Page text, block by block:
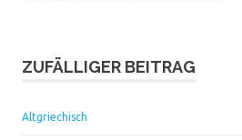
ZUFÄLLIGER BEITRAG
Altgriechisch